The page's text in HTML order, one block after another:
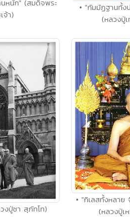
นหนัก" (สมด็จพระ
จ้า)
• "กัมมัฏฐานทั้ง
(หลวงปู่
งปู่ชา สุภัทโท)
• "กิเลสทั้งหลาย
(หลวงปู่เ